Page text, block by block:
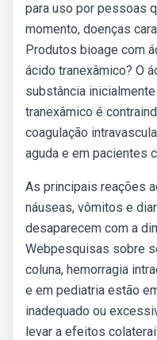
para uso por pessoas
momento, doenças
Produtos bioage com
ácido tranexâmico? O
substância
tranexâmico é
coagulação
aguda e em pacientes
As principais reações
náuseas, vômitos e
desaparecem com a
Webpesquisas sobre
coluna, hemorragia
e em pediatria estão
inadequado ou
levar a efeitos